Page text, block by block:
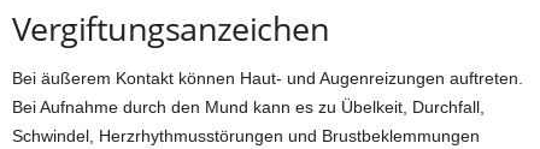
Vergiftungsanzeichen
Bei äußerem Kontakt können Haut- und Augenreizungen auftreten.
Bei Aufnahme durch den Mund kann es zu Übelkeit, Durchfall,
Schwindel, Herzrhythmusstörungen und Brustbeklemmungen